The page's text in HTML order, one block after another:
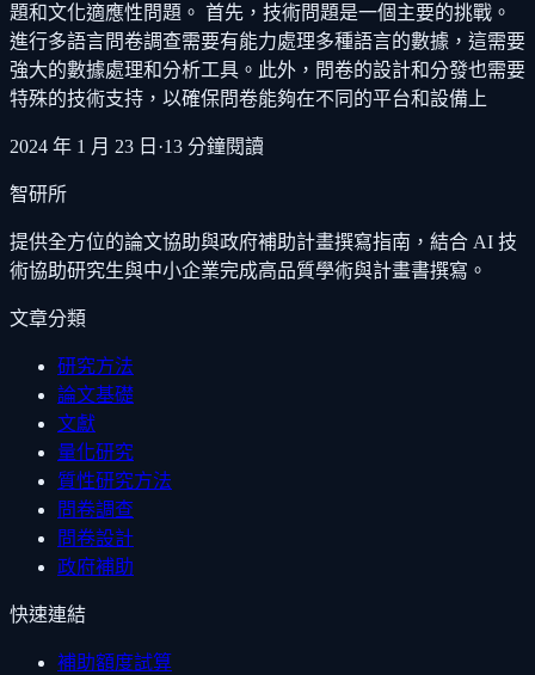
題和文化適應性問題。 首先，技術問題是一個主要的挑戰。
進行多語言問卷調查需要有能力處理多種語言的數據，這需要
強大的數據處理和分析工具。此外，問卷的設計和分發也需要
特殊的技術支持，以確保問卷能夠在不同的平台和設備上
2024 年 1 月 23 日 ·13 分鐘閱讀
智研所
提供全方位的論文協助與政府補助計畫撰寫指南，結合 AI 技
術協助研究生與中小企業完成高品質學術與計畫書撰寫。
文章分類
研究方法
論文基礎
文獻
量化研究
質性研究方法
問卷調查
問卷設計
政府補助
快速連結
補助額度試算